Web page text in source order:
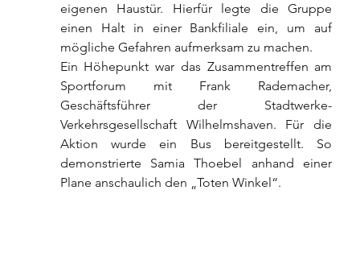
eigenen Haustür. Hierfür legte die Gruppe
einen Halt in einer Bankfiliale ein, um auf
mögliche Gefahren aufmerksam zu machen.
Ein Höhepunkt war das Zusammentreffen am
Sportforum mit Frank Rademacher,
Geschäftsführer der Stadtwerke-
Verkehrsgesellschaft Wilhelmshaven. Für die
Aktion wurde ein Bus bereitgestellt. So
demonstrierte Samia Thoebel anhand einer
Plane anschaulich den „Toten Winkel“.